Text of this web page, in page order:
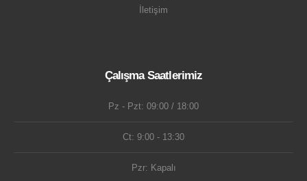
İletişim
Çalışma Saatlerimiz
Pz - Pzt: 09:00 / 18:00
Ct: 9:00 - 13:30
Pzr: Kapalı